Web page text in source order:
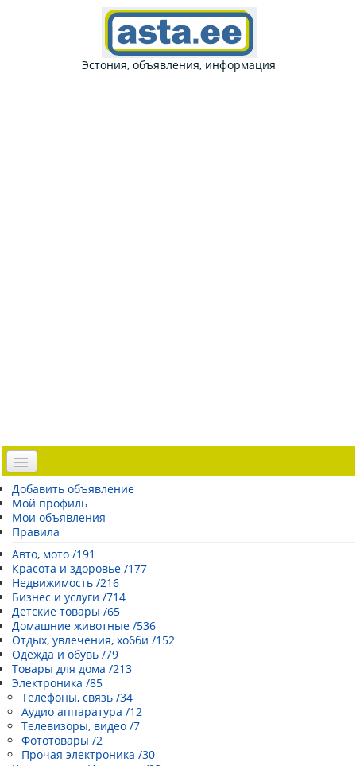
Эстония, объявления, информация
Доска объявлений
Погода Эстонии
Открытки
Каталог сайтов
| Регистрация |
Добавить объявление
Мой профиль
Мои объявления
Правила
Авто, мото /191
Красота и здоровье /177
Недвижимость /216
Бизнес и услуги /714
Детские товары /65
Домашние животные /536
Отдых, увлечения, хобби /152
Одежда и обувь /79
Товары для дома /213
Электроника /85
Телефоны, связь /34
Аудио аппаратура /12
Телевизоры, видео /7
Фототовары /2
Прочая электроника /30